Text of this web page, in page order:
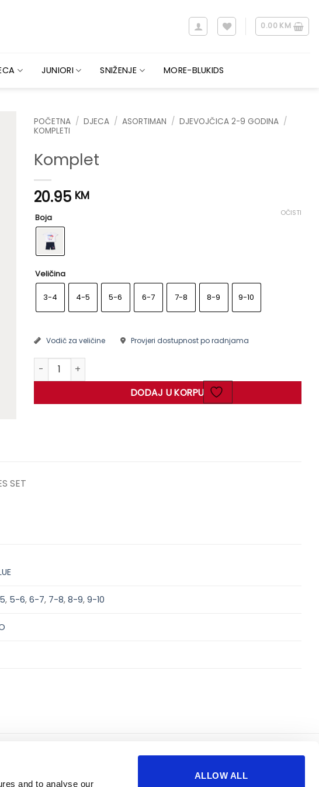
and to analyse our
ALLOW ALL
0.00 KM
JUNIORI SNIŽENJE MORE-BLUKIDS
POČETNA / DJECA / ASORTIMAN / DJEVOJČICA 2-9 GODINA /
KOMPLETI
Komplet
20.95 KM
Boja
Veličina
3-4 4-5 5-6 6-7 7-8 8-9 9-10
OČISTI
Vodič za veličine Provjeri dostupnost po radnjama
Komplet količina
DODAJ U KORPU
SET
, 5-6,6-7, 7-8,8-9,9-10
impressum